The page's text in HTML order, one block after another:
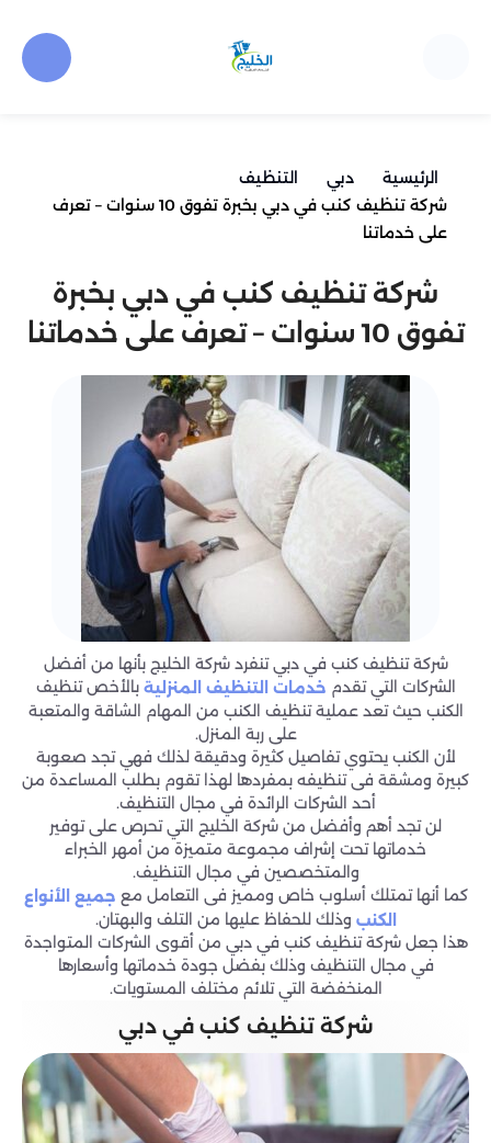
الرئيسية دبي
التنظيف
شركة تنظيف كنب في دبي بخبرة تفوق 10 سنوات – تعرف
على خدماتنا
شركة تنظيف كنب في دبي بخبرة
تفوق 10 سنوات – تعرف على خدماتنا
شركة تنظيف كنب في دبي تنفرد شركة الخليج بأنها من أفضل
الشركات التي تقدم خدمات التنظيف المنزلية بالأخص تنظيف
الكنب حيث تعد عملية تنظيف الكنب من المهام الشاقة والمتعبة
على ربة المنزل.
لأن الكنب يحتوي تفاصيل كثيرة ودقيقة لذلك فهي تجد صعوبة
كبيرة ومشقة فى تنظيفه بمفردها لهذا تقوم بطلب المساعدة من
أحد الشركات الرائدة في مجال التنظيف.
لن تجد أهم وأفضل من شركة الخليج التي تحرص على توفير
خدماتها تحت إشراف مجموعة متميزة من أمهر الخبراء
والمتخصصين في مجال التنظيف.
كما أنها تمتلك أسلوب خاص ومميز فى التعامل مع جميع الأنواع
الكنب وذلك للحفاظ عليها من التلف والبهتان.
هذا جعل شركة تنظيف كنب في دبي من أقوى الشركات المتواجدة
في مجال التنظيف وذلك بفضل جودة خدماتها وأسعارها
المنخفضة التي تلائم مختلف المستويات.
شركة تنظيف كنب في دبي